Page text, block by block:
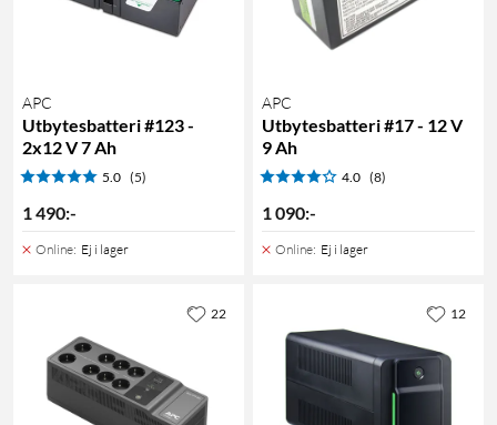
APC
Utbytesbatteri #123 -
2x12 V 7 Ah
5.0 (5)
1 490:-
Online: Ej i lager
APC
Utbytesbatteri #17 - 12 V
9 Ah
4.0 (8)
1 090:-
Online: Ej i lager
22 12